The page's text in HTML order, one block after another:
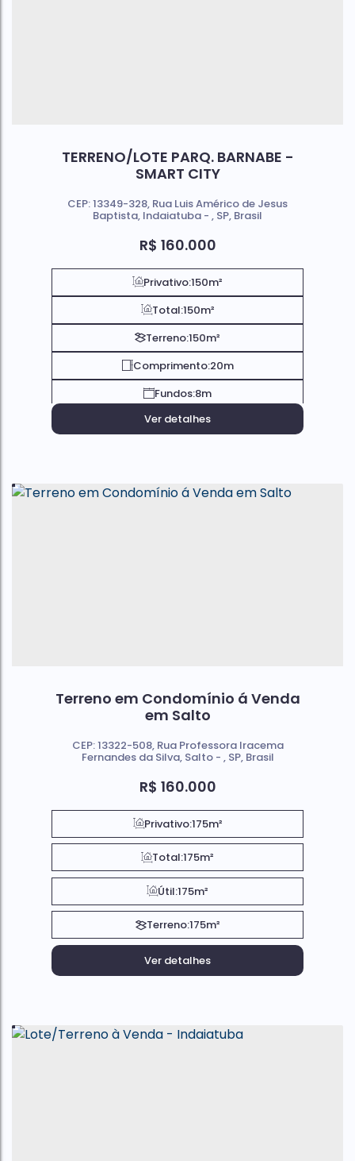
TERRENO/LOTE PARQ. BARNABE -
SMART CITY
R$ 160.000
CEP: 13349-328, Rua Luis Américo de Jesus
Baptista, Indaiatuba , SP, Brasil
Privativo:150m²
Total:150m²
Terreno:150m²
Comprimento:20m
Fundos:8m
Ver detalhes
Terreno em Condomínio á Venda
em Salto
R$ 160.000
CEP: 13322-508, Rua Professora Iracema
Fernandes da Silva, Salto , SP, Brasil
Privativo:175m²
Total:175m²
Útil:175m²
Terreno:175m²
Ver detalhes